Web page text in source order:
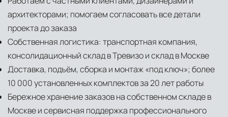
архитекторами; помогаем согласовать все детали
проекта до заказа
Собственная логистика: транспортная компания,
консолидационный склад в Тревизо и склад в Москве
Доставка, подъём, сборка и монтаж «под ключ»; более
10 000 установленных комплектов за 20 лет работы
Бережное хранение заказов на собственном складе в
Москве и сервисная поддержка профессионального